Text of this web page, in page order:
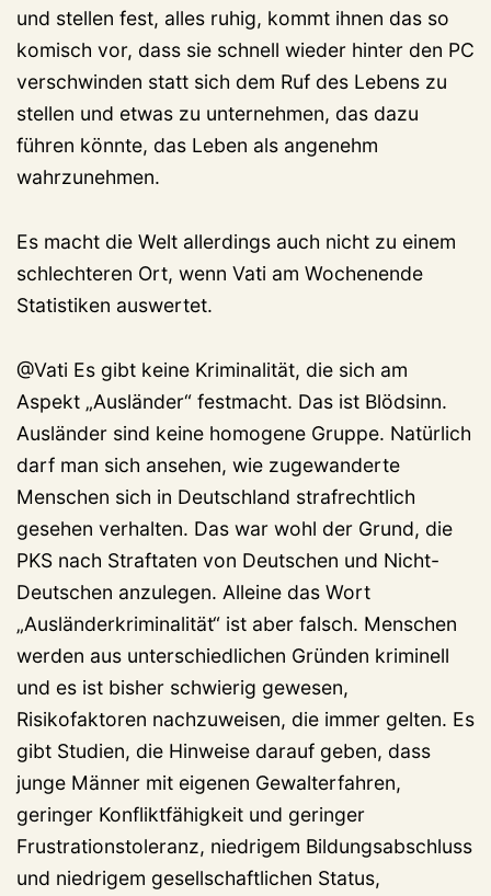
und stellen fest, alles ruhig, kommt ihnen das so
komisch vor, dass sie schnell wieder hinter den PC
verschwinden statt sich dem Ruf des Lebens zu
stellen und etwas zu unternehmen, das dazu
führen könnte, das Leben als angenehm
wahrzunehmen.
Es macht die Welt allerdings auch nicht zu einem
schlechteren Ort, wenn Vati am Wochenende
Statistiken auswertet.
@Vati Es gibt keine Kriminalität, die sich am
Aspekt „Ausländer“ festmacht. Das ist Blödsinn.
Ausländer sind keine homogene Gruppe. Natürlich
darf man sich ansehen, wie zugewanderte
Menschen sich in Deutschland strafrechtlich
gesehen verhalten. Das war wohl der Grund, die
PKS nach Straftaten von Deutschen und Nicht-
Deutschen anzulegen. Alleine das Wort
„Ausländerkriminalität“ ist aber falsch. Menschen
werden aus unterschiedlichen Gründen kriminell
und es ist bisher schwierig gewesen,
Risikofaktoren nachzuweisen, die immer gelten. Es
gibt Studien, die Hinweise darauf geben, dass
junge Männer mit eigenen Gewalterfahren,
geringer Konfliktfähigkeit und geringer
Frustrationstoleranz, niedrigem Bildungsabschluss
und niedrigem gesellschaftlichen Status,